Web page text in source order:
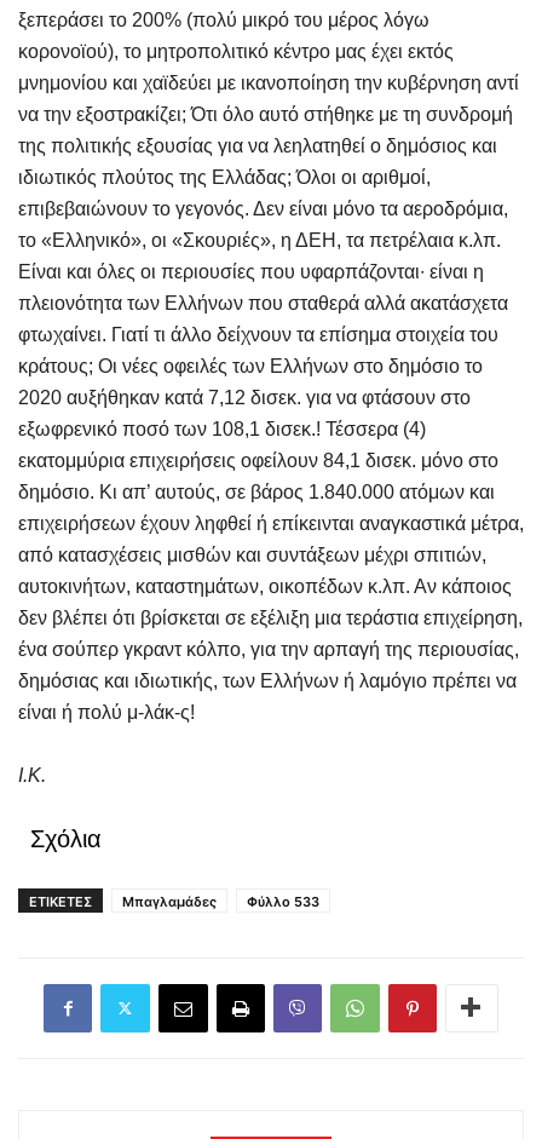
ξεπεράσει το 200% (πολύ μικρό του μέρος λόγω
κορονοϊού), το μητροπολιτικό κέντρο μας έχει εκτός
μνημονίου και χαϊδεύει με ικανοποίηση την κυβέρνηση αντί
να την εξοστρακίζει; Ότι όλο αυτό στήθηκε με τη συνδρομή
της πολιτικής εξουσίας για να λεηλατηθεί ο δημόσιος και
ιδιωτικός πλούτος της Ελλάδας; Όλοι οι αριθμοί,
επιβεβαιώνουν το γεγονός. Δεν είναι μόνο τα αεροδρόμια,
το «Ελληνικό», οι «Σκουριές», η ΔΕΗ, τα πετρέλαια κ.λπ.
Είναι και όλες οι περιουσίες που υφαρπάζονται∙ είναι η
πλειονότητα των Ελλήνων που σταθερά αλλά ακατάσχετα
φτωχαίνει. Γιατί τι άλλο δείχνουν τα επίσημα στοιχεία του
κράτους; Οι νέες οφειλές των Ελλήνων στο δημόσιο το
2020 αυξήθηκαν κατά 7,12 δισεκ. για να φτάσουν στο
εξωφρενικό ποσό των 108,1 δισεκ.! Τέσσερα (4)
εκατομμύρια επιχειρήσεις οφείλουν 84,1 δισεκ. μόνο στο
δημόσιο. Κι απ’ αυτούς, σε βάρος 1.840.000 ατόμων και
επιχειρήσεων έχουν ληφθεί ή επίκεινται αναγκαστικά μέτρα,
από κατασχέσεις μισθών και συντάξεων μέχρι σπιτιών,
αυτοκινήτων, καταστημάτων, οικοπέδων κ.λπ. Αν κάποιος
δεν βλέπει ότι βρίσκεται σε εξέλιξη μια τεράστια επιχείρηση,
ένα σούπερ γκραντ κόλπο, για την αρπαγή της περιουσίας,
δημόσιας και ιδιωτικής, των Ελλήνων ή λαμόγιο πρέπει να
είναι ή πολύ μ-λάκ-ς!
Ι.Κ.
Σχόλια
ΕΤΙΚΕΤΕΣ Μπαγλαμάδες Φύλλο 533